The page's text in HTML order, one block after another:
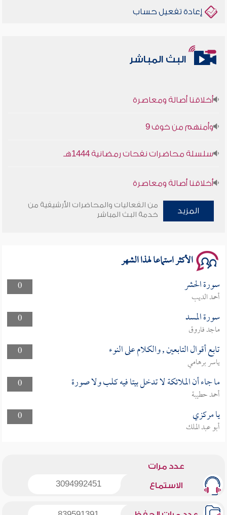
إعادة تفعيل حساب
البث المباشر
أخلاقنا أصالة ومعاصرة
وأمنهم من خوف 9
سلسلة محاضرات نفحات رمضانية 1444هـ
أخلاقنا أصالة ومعاصرة
وأمنهم من خوف 9
المزيد
من الفعاليات والمحاضرات الأرشيفية من
خدمة البث المباشر
الأكثر استماعا لهذا الشهر
0 سورة الحشر
أحمد الديب
0
سورة المسد
ماجد فاروق
0
تابع أقوال التابعين , والكلام على النوء
ياسر برهامي
0
ما جاء أن الملائكة لا تدخل بيتا فيه كلب ولا صورة
أحمد حطيبة
0
يا مركزي
أبو عبد الملك
عدد مرات
الاستماع 3094992451